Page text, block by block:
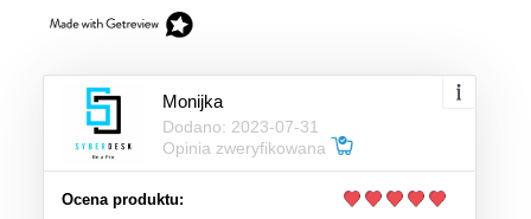
Monijka
Dodano: 2023-07-31
Opinia zweryfikowana
Ocena produktu: